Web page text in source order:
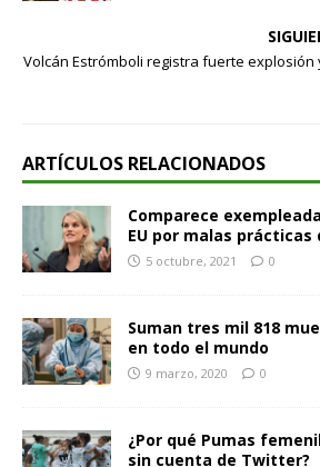
Volcán Estrómboli registra fuerte explosión
ARTÍCULOS RELACIONADOS
Comparece
EU por malas prácticas
5 octubre, 2021 0
Suman tres mil 818
en todo el mundo
9 marzo, 2020 0
¿Por qué Pumas
sin cuenta de Twitter?